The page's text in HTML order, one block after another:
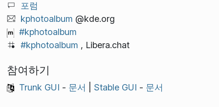
포럼
kphotoalbum @kde.org
#kphotoalbum
#kphotoalbum , Libera.chat
참여하기
Trunk GUI - 문서 Stable GUI - 문서